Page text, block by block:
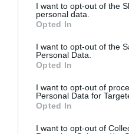
I want to opt-out of the
personal data.
Opted In
I want to opt-out of the
Personal Data.
Opted In
I want to opt-out of
Personal Data for
Opted In
I want to opt-out of